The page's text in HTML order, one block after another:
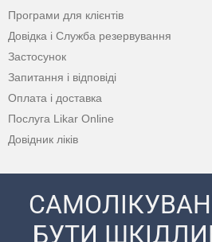
Програми для клієнтів
Довідка і Служба резервування
Застосунок
Запитання і відповіді
Оплата і доставка
Послуга Likar Online
Довідник ліків
БУТИ